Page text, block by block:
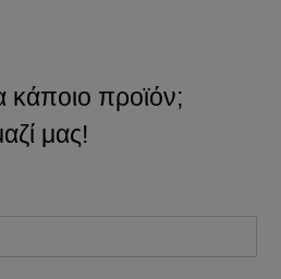
κάποιο προϊόν;
μας!